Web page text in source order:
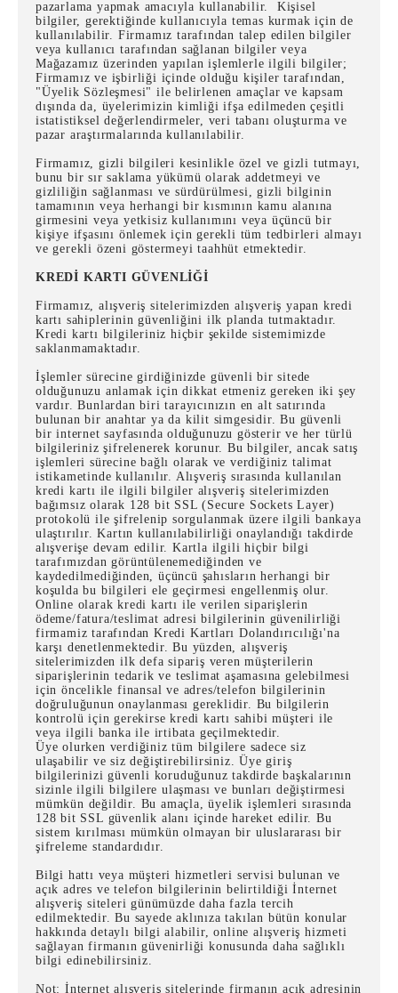
pazarlama yapmak amacıyla kullanabilir. Kişisel
bilgiler, gerektiğinde kullanıcıyla temas kurmak için de
kullanılabilir. Firmamız tarafından talep edilen bilgiler
veya kullanıcı tarafından sağlanan bilgiler veya
Mağazamız üzerinden yapılan işlemlerle ilgili bilgiler;
Firmamız ve işbirliği içinde olduğu kişiler tarafından,
"Üyelik Sözleşmesi" ile belirlenen amaçlar ve kapsam
dışında da, üyelerimizin kimliği ifşa edilmeden çeşitli
istatistiksel değerlendirmeler, veri tabanı oluşturma ve
pazar araştırmalarında kullanılabilir.
Firmamız, gizli bilgileri kesinlikle özel ve gizli tutmayı,
bunu bir sır saklama yükümü olarak addetmeyi ve
gizliliğin sağlanması ve sürdürülmesi, gizli bilginin
tamamının veya herhangi bir kısmının kamu alanına
girmesini veya yetkisiz kullanımını veya üçüncü bir
kişiye ifşasını önlemek için gerekli tüm tedbirleri almayı
ve gerekli özeni göstermeyi taahhüt etmektedir.
KREDİ KARTI GÜVENLİĞİ
Firmamız, alışveriş sitelerimizden alışveriş yapan kredi
kartı sahiplerinin güvenliğini ilk planda tutmaktadır.
Kredi kartı bilgileriniz hiçbir şekilde sistemimizde
saklanmamaktadır.
İşlemler sürecine girdiğinizde güvenli bir sitede
olduğunuzu anlamak için dikkat etmeniz gereken iki şey
vardır. Bunlardan biri tarayıcınızın en alt satırında
bulunan bir anahtar ya da kilit simgesidir. Bu güvenli
bir internet sayfasında olduğunuzu gösterir ve her türlü
bilgileriniz şifrelenerek korunur. Bu bilgiler, ancak satış
işlemleri sürecine bağlı olarak ve verdiğiniz talimat
istikametinde kullanılır. Alışveriş sırasında kullanılan
kredi kartı ile ilgili bilgiler alışveriş sitelerimizden
bağımsız olarak 128 bit SSL (Secure Sockets Layer)
protokolü ile şifrelenip sorgulanmak üzere ilgili bankaya
ulaştırılır. Kartın kullanılabilirliği onaylandığı takdirde
alışverişe devam edilir. Kartla ilgili hiçbir bilgi
tarafımızdan görüntülenemediğinden ve
kaydedilmediğinden, üçüncü şahısların herhangi bir
koşulda bu bilgileri ele geçirmesi engellenmiş olur.
Online olarak kredi kartı ile verilen siparişlerin
ödeme/fatura/teslimat adresi bilgilerinin güvenilirliği
firmamiz tarafından Kredi Kartları Dolandırıcılığı'na
karşı denetlenmektedir. Bu yüzden, alışveriş
sitelerimizden ilk defa sipariş veren müşterilerin
siparişlerinin tedarik ve teslimat aşamasına gelebilmesi
için öncelikle finansal ve adres/telefon bilgilerinin
doğruluğunun onaylanması gereklidir. Bu bilgilerin
kontrolü için gerekirse kredi kartı sahibi müşteri ile
veya ilgili banka ile irtibata geçilmektedir.
Üye olurken verdiğiniz tüm bilgilere sadece siz
ulaşabilir ve siz değiştirebilirsiniz. Üye giriş
bilgilerinizi güvenli koruduğunuz takdirde başkalarının
sizinle ilgili bilgilere ulaşması ve bunları değiştirmesi
mümkün değildir. Bu amaçla, üyelik işlemleri sırasında
128 bit SSL güvenlik alanı içinde hareket edilir. Bu
sistem kırılması mümkün olmayan bir uluslararası bir
şifreleme standardıdır.
Bilgi hattı veya müşteri hizmetleri servisi bulunan ve
açık adres ve telefon bilgilerinin belirtildiği İnternet
alışveriş siteleri günümüzde daha fazla tercih
edilmektedir. Bu sayede aklınıza takılan bütün konular
hakkında detaylı bilgi alabilir, online alışveriş hizmeti
sağlayan firmanın güvenirliği konusunda daha sağlıklı
bilgi edinebilirsiniz.
Not: İnternet alışveriş sitelerinde firmanın açık adresinin